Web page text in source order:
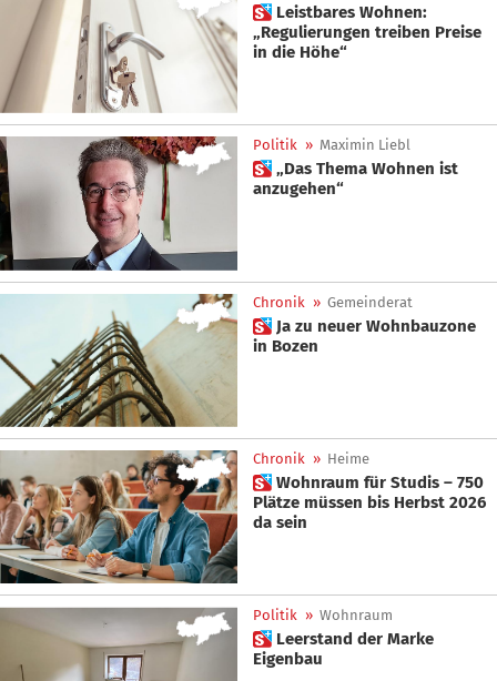
 Leistbares Wohnen:
„Regulierungen treiben Preise
in die Höhe“
Politik » Maximin Liebl
 „Das Thema Wohnen ist
anzugehen“
Chronik » Gemeinderat
 Ja zu neuer Wohnbauzone
in Bozen
Chronik » Heime
 Wohnraum für Studis – 750
Plätze müssen bis Herbst 2026
da sein
Politik » Wohnraum
 Leerstand der Marke
Eigenbau